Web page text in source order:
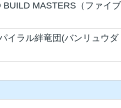
MASTERS（ファイブ
イラル絆竜団(バンリュウダ